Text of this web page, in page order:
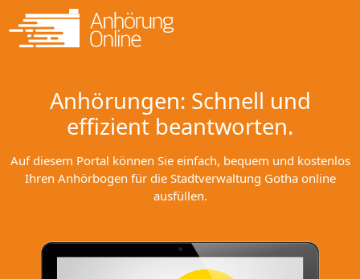
Anhörungen: Schnell und
effizient beantworten.
Auf diesem Portal können Sie einfach, bequem und kostenlos
Ihren Anhörbogen für die Stadtverwaltung Gotha online
ausfüllen.